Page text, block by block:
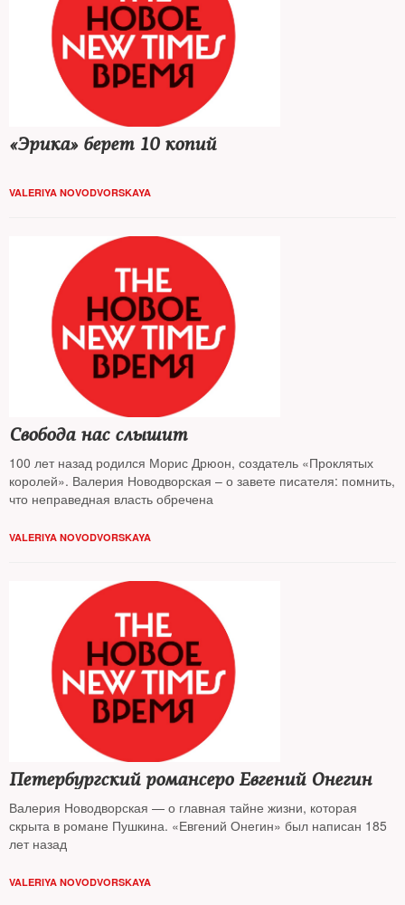
«Эрика» берет 10 копий
VALERIYA NOVODVORSKAYA
Свобода нас слышит
100 лет назад родился Морис Дрюон, создатель «Проклятых
королей». Валерия Новодворская – о завете писателя: помнить,
что неправедная власть обречена
VALERIYA NOVODVORSKAYA
Петербургский романсеро Евгений Онегин
Валерия Новодворская — о главная тайне жизни, которая
скрыта в романе Пушкина. «Евгений Онегин» был написан 185
лет назад
VALERIYA NOVODVORSKAYA